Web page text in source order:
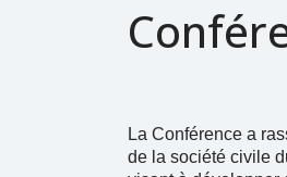
La Conférence a
de la société civile